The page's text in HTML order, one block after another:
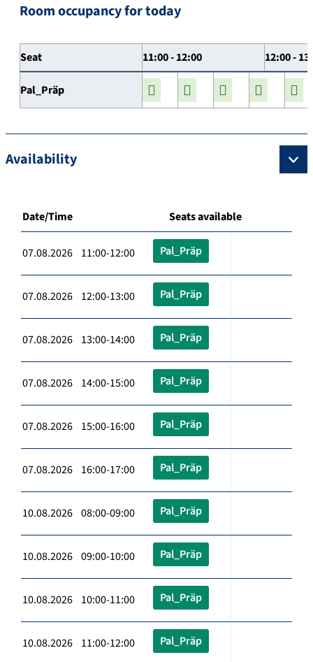
Room occupancy for today
Seat 11:00 - 12:00 12:00 -
Pal_Präp
Availability
Date/Time Seats available
07.08.2026 11:00-12:00 Pal_Präp
07.08.2026 12:00-13:00 Pal_Präp
07.08.2026 13:00-14:00 Pal_Präp
07.08.2026 14:00-15:00 Pal_Präp
07.08.2026 15:00-16:00 Pal_Präp
07.08.2026 16:00-17:00 Pal_Präp
10.08.2026 08:00-09:00 Pal_Präp
10.08.2026 09:00-10:00 Pal_Präp
10.08.2026 10:00-11:00 Pal_Präp
10.08.2026 11:00-12:00 Pal_Präp